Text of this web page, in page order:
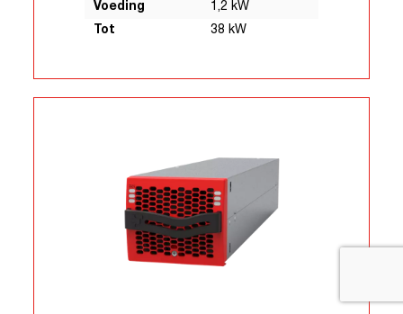
Voeding
1,2 kW
Tot
38 kW